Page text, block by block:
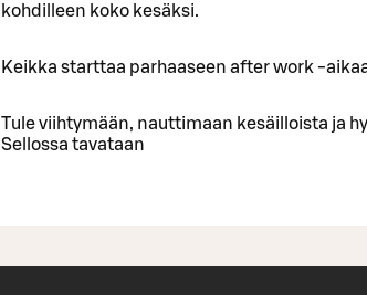
kohdilleen koko kesäksi.
Keikka starttaa parhaaseen after work -
Tule viihtymään, nauttimaan kesäilloista ja
Sellossa tavataan